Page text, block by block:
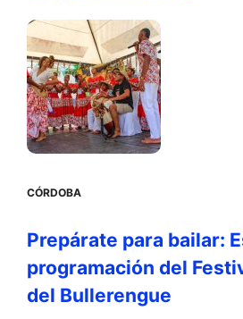
CÓRDOBA
Prepárate para bailar:
programación del
del Bullerengue